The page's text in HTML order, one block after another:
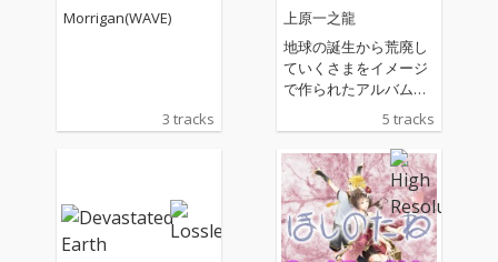
Morrigan(WAVE)
3 tracks
上原一之龍
地球の誕生から荒廃し
ていくさまをイメージ
で作られたアルバム。
光、沈黙、静寂、星座
などがテーマとなって
いる。
5 tracks